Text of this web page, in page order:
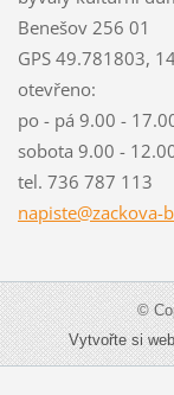
Benešov 256 01
GPS 49.781803,
otevřeno:
po - pá 9.00 -
sobota 9.00 -
tel. 736 787 113
napiste@zackova-
©
Vytvořte si